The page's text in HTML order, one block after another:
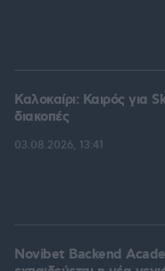
Καλοκαίρι: Καιρός για
διακοπές
03.08.2026, 13:41
Novibet Backend